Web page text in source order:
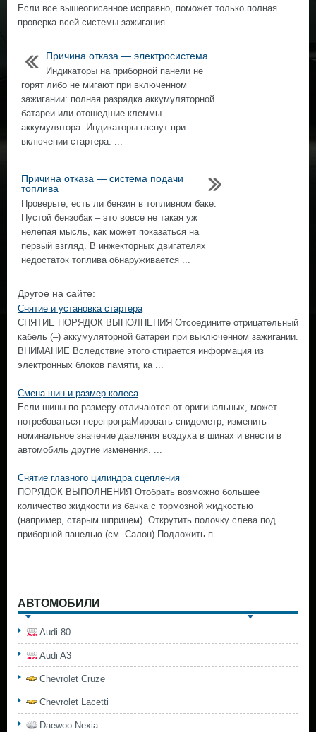
Если все вышеописанное исправно, поможет только полная
проверка всей системы зажигания.
Причина отказа — электросистема
Индикаторы на приборной панели не
горят либо не мигают при включенном
зажигании: полная разрядка аккумуляторной
батареи или отошедшие клеммы
аккумулятора. Индикаторы гаснут при
включении стартера: ...
Причина отказа — система подачи
топлива
Проверьте, есть ли бензин в топливном баке.
Пустой бензобак – это вовсе не такая уж
нелепая мысль, как может показаться на
первый взгляд. В инжекторных двигателях
недостаток топлива обнаруживается ...
Другое на сайте:
Снятие и установка стартера
СНЯТИЕ ПОРЯДОК ВЫПОЛНЕНИЯ Отсоедините отрицательный
кабель (–) аккумуляторной батареи при выключенном зажигании.
ВНИМАНИЕ Вследствие этого стирается информация из
электронных блоков памяти, ка ...
Смена шин и размер колеса
Если шины по размеру отличаются от оригинальных, может
потребоваться перепрограМировать спидометр, изменить
номинальное значение давления воздуха в шинах и внести в
автомобиль другие изменения. ...
Снятие главного цилиндра сцепления
ПОРЯДОК ВЫПОЛНЕНИЯ Отобрать возможно большее
количество жидкости из бачка с тормозной жидкостью
(например, старым шприцем). Открутить полочку слева под
приборной панелью (см. Салон) Подложить п ...
АВТОМОБИЛИ
Audi 80
Audi A3
Chevrolet Cruze
Chevrolet Lacetti
Daewoo Nexia